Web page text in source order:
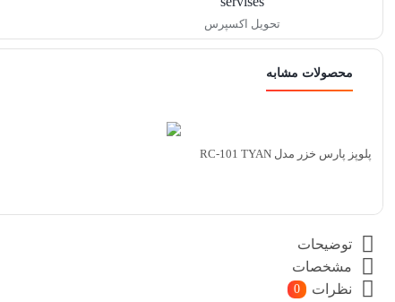
تحویل اکسپرس
محصولات مشابه
پلوپز پارس خزر مدل RC-101 TYAN
توضیحات
مشخصات
نظرات
0